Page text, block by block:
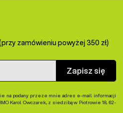
zamówieniu powyżej 350 zł)
Zapisz się
na podany przeze mnie adres e-mail informacji
Karol Owczarek, z siedzibą w Piotrowie 18, 62-